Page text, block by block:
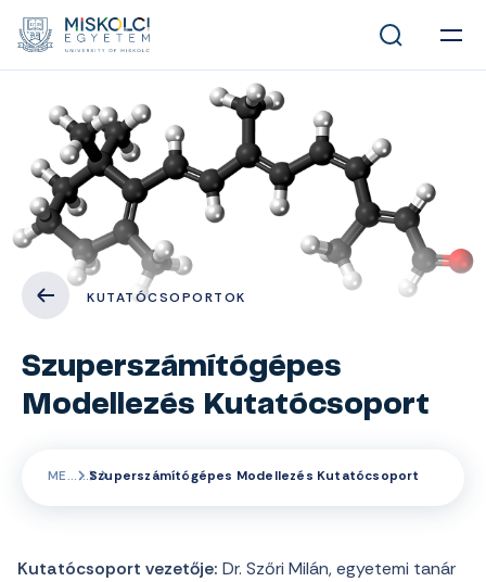
KUTATÓCSOPORTOK
Szuperszámítógépes
Modellezés Kutatócsoport
ME Szuperszámítógépes Modellezés Kutatócsoport
Kutatócsoport vezetője: Dr. Szőri Milán, egyetemi tanár